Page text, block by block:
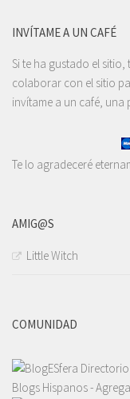
INVÍTAME A UN CAFÉ
Si te ha gustado el
colaborar con el sitio
invítame a un café, una
Te lo agradeceré
AMIG@S
Little Witch
COMUNIDAD